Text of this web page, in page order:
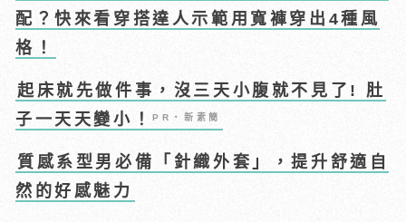
配？快來看穿搭達人示範用寬褲穿出4種風
格！
起床就先做件事，沒三天小腹就不見了! 肚
子一天天變小！PR・新素簡
質感系型男必備「針織外套」，提升舒適自
然的好感魅力